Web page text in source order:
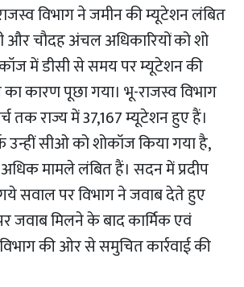
विभाग ने जमीन की म्यूटेशन लंबित
चौदह अंचल अधिकारियों को शो
में डीसी से समय पर म्यूटेशन की
का कारण पूछा गया। भू-राजस्व विभाग
तक राज्य में 37,167 म्यूटेशन हुए हैं।
उन्हीं सीओ को शोकॉज किया गया है,
मामले लंबित हैं। सदन में प्रदीप
गये सवाल पर विभाग ने जवाब देते हुए
जवाब मिलने के बादकार्मिक एवं
की ओर से समुचित कार्रवाई की